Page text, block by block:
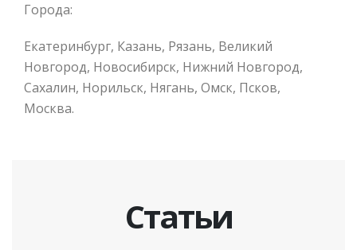
Города:
Екатеринбург, Казань, Рязань, Великий
Новгород, Новосибирск, Нижний Новгород,
Сахалин, Норильск, Нягань, Омск, Псков,
Москва.
Статьи